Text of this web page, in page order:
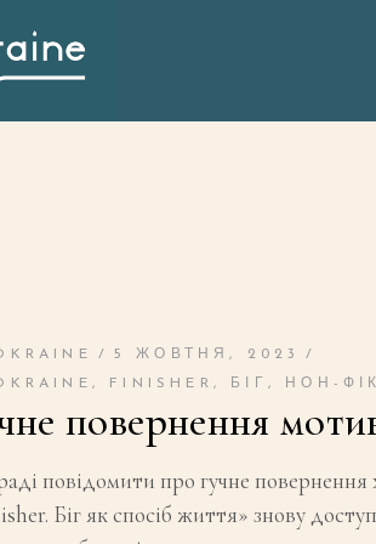
5 ЖОВТНЯ, 2023
, FINISHER , БІГ , НОН-
повернення
повідомити про гучне повернення
Біг як спосіб життя» знову